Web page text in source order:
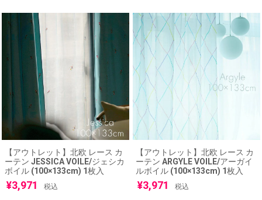
【アウトレット】北欧 レース カ
ーテン JESSICA VOILE/ジェシカ
ボイル (100×133cm) 1枚入
¥3,971 税込
【アウトレット】北欧 レース カ
ーテン ARGYLE VOILE/アーガイ
ルボイル (100×133cm) 1枚入
¥3,971 税込